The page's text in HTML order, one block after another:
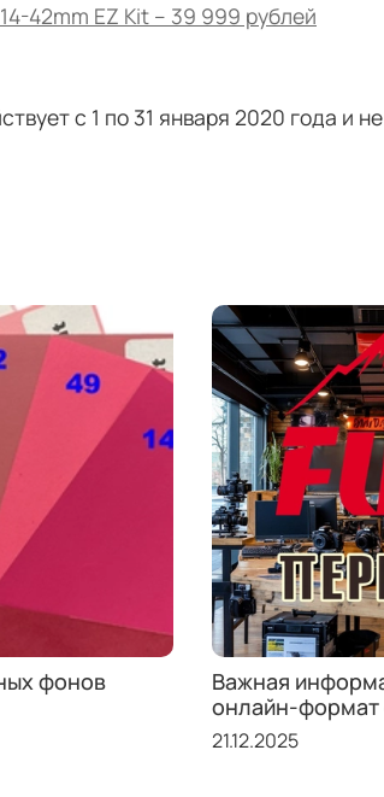
42mm EZ Kit – 39 999 рублей
с 1 по 31 января 2020 года и
фонов
Важная
онлайн-формат
21.12.2025